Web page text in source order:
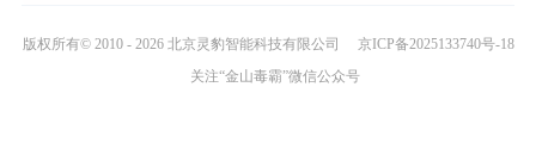
版权所有© 2010 - 2026 北京灵豹智能科技有限公司
京ICP备2025133740号-18
关注“金山毒霸”微信公众号